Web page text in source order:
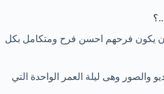
يكون فرحهم احسن فرح ومتكامل بكل
والصور وهى ليلة العمر الواحدة التي